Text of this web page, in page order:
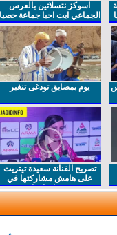
اسوكز نتسلاتين بالعرس
الجماعي ايت احيا جماعة حصيا
يوم بمضايق تودغى تنغير
تصريح الفنانة سعيدة تيتريت
على هامش مشاركتها في
مهرجان افران